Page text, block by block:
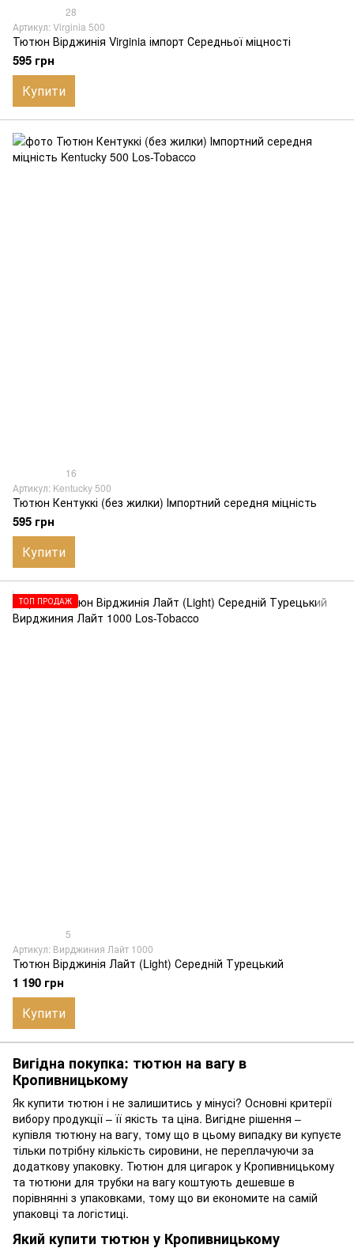
Вигідна покупка: тютюн на вагу в
Кропивницькому
Як купити тютюн і не залишитись у мінусі? Основні критерії
вибору продукції – її якість та ціна. Вигідне рішення –
купівля тютюну на вагу, тому що в цьому випадку ви купуєте
тільки потрібну кількість сировини, не переплачуючи за
додаткову упаковку. Тютюн для цигарок у Кропивницькому
та тютюни для трубки на вагу коштують дешевше в
порівнянні з упаковками, тому що ви економите на самій
упаковці та логістиці.
Який купити тютюн у Кропивницькому
28
Артикул: Virginia 500
Тютюн Вірджинія Virginia імпорт Середньої міцності
595 грн
Купити
16
Артикул: Kentucky 500
Тютюн Кентуккі (без жилки) Імпортний середня міцність
595 грн
Купити
ТОП ПРОДАЖ
5
Артикул: Вирджиния Лайт 1000
Тютюн Вірджинія Лайт (Light) Середній Турецький
1 190 грн
Купити